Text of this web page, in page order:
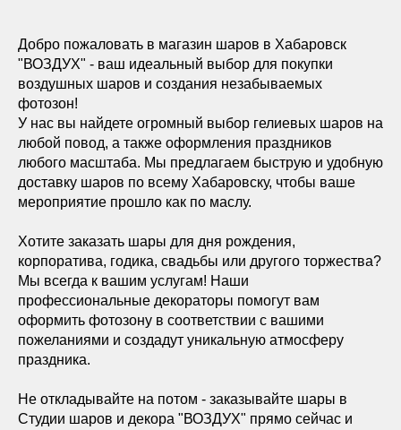
Добро пожаловать в магазин шаров в Хабаровск
"ВОЗДУХ" - ваш идеальный выбор для покупки
воздушных шаров и создания незабываемых
фотозон!
У нас вы найдете огромный выбор гелиевых шаров на
любой повод, а также оформления праздников
любого масштаба. Мы предлагаем быструю и удобную
доставку шаров по всему Хабаровску, чтобы ваше
мероприятие прошло как по маслу.
Хотите заказать шары для дня рождения,
корпоратива, годика, свадьбы или другого торжества?
Мы всегда к вашим услугам! Наши
профессиональные декораторы помогут вам
оформить фотозону в соответствии с вашими
пожеланиями и создадут уникальную атмосферу
праздника.
Не откладывайте на потом - заказывайте шары в
Студии шаров и декора "ВОЗДУХ" прямо сейчас и